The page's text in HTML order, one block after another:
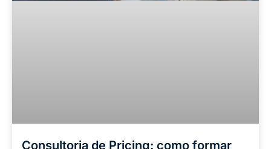
Consultoria de Pricing: como formar